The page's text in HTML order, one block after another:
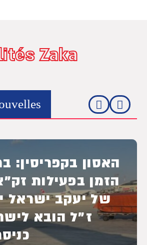
Zaka
האסון בקפריסין:
הזמן בפעילות
של יעקב ישראל
ז״ל הובא